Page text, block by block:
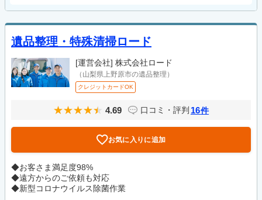
遺品整理・特殊清掃ロード
[運営会社] 株式会社ロード
（山梨県上野原市の遺品整理）
クレジットカードOK
4.69 口コミ・評判 16件
お気に入りに追加
◆お客さま満足度98%
◆遠方からのご依頼も対応
◆新型コロナウイルス除菌作業